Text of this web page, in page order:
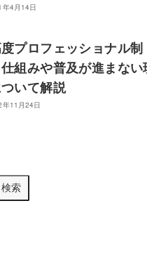
4月14日
度プロフェッショナル制
組みや普及が進まない
いて解説
年11月24日
検索